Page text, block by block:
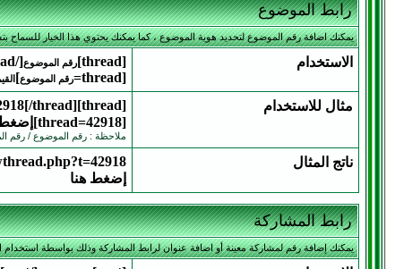
رابط الموضوع
يمكنك اضافة رقم الموضوع لتحديد هوية الموضوع ، كما يمكنك يحتوي هذا الخيار للسماح
الاستخدام [thread] رقم الموضوع[/thread]
[thread=
رقم الموضوع]
مثال للاستخدام
[thread]42918[/thread]
[thread=42918]إضغط هنا[/thread]
ملاحظة : رقم الموضوع / رقم
ناتج المثال
إضغط هنا
رابط المشاركة
يمكنك إضافة رقم لمشاركة معينة أو اضافة عنوان لرابط المشاركة وذلك بواسطة استخدام